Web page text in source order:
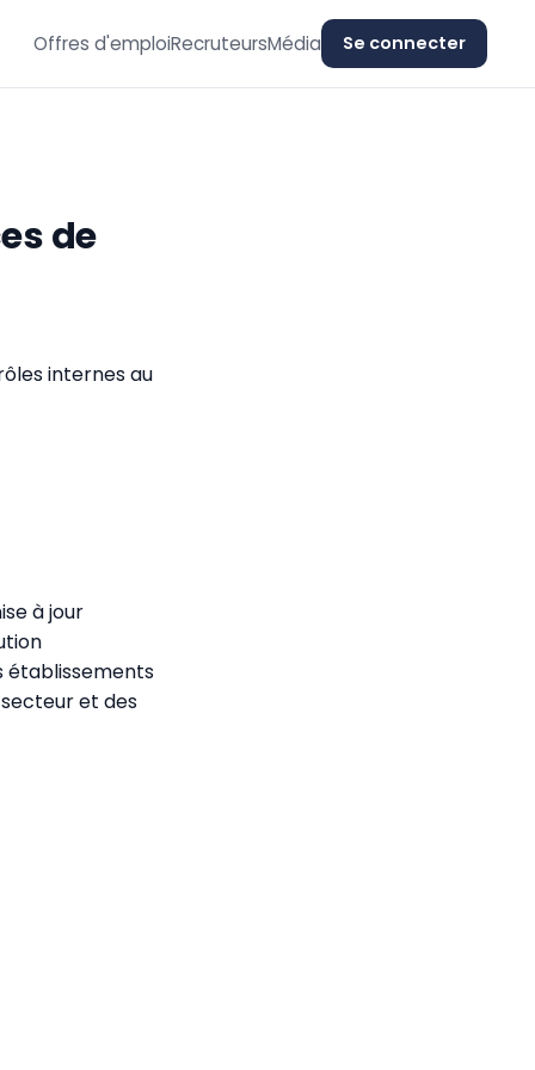
Offres d'emploiRecruteursMédia Se connecter
de
internes au
à jour
établissements
et des